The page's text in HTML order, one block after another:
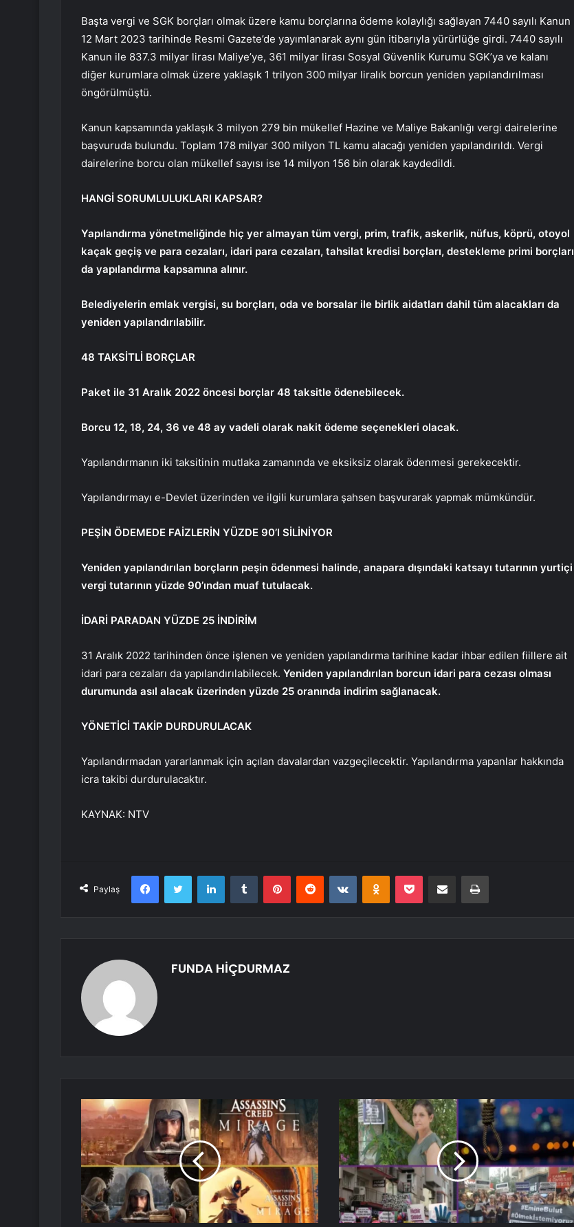
Başta vergi ve SGK borçları olmak üzere kamu borçlarına ödeme kolaylığı sağlayan 7440 sayılı Kanun
12 Mart 2023 tarihinde Resmi Gazete’de yayımlanarak aynı gün itibarıyla yürürlüğe girdi. 7440 sayılı
Kanun ile 837.3 milyar lirası Maliye’ye, 361 milyar lirası Sosyal Güvenlik Kurumu SGK’ya ve kalanı
diğer kurumlara olmak üzere yaklaşık 1 trilyon 300 milyar liralık borcun yeniden yapılandırılması
öngörülmüştü.
Kanun kapsamında yaklaşık 3 milyon 279 bin mükellef Hazine ve Maliye Bakanlığı vergi dairelerine
başvuruda bulundu. Toplam 178 milyar 300 milyon TL kamu alacağı yeniden yapılandırıldı. Vergi
dairelerine borcu olan mükellef sayısı ise 14 milyon 156 bin olarak kaydedildi.
HANGİ SORUMLULUKLARI KAPSAR?
Yapılandırma yönetmeliğinde hiç yer almayan tüm vergi, prim, trafik, askerlik, nüfus, köprü, otoyol
kaçak geçiş ve para cezaları, idari para cezaları, tahsilat kredisi borçları, destekleme primi borçları
da yapılandırma kapsamına alınır.
Belediyelerin emlak vergisi, su borçları, oda ve borsalar ile birlik aidatları dahil tüm alacakları da
yeniden yapılandırılabilir.
48 TAKSİTLİ BORÇLAR
Paket ile 31 Aralık 2022 öncesi borçlar 48 taksitle ödenebilecek.
Borcu 12, 18, 24, 36 ve 48 ay vadeli olarak nakit ödeme seçenekleri olacak.
Yapılandırmanın iki taksitinin mutlaka zamanında ve eksiksiz olarak ödenmesi gerekecektir.
Yapılandırmayı e-Devlet üzerinden ve ilgili kurumlara şahsen başvurarak yapmak mümkündür.
PEŞİN ÖDEMEDE FAİZLERİN YÜZDE 90’I SİLİNİYOR
Yeniden yapılandırılan borçların peşin ödenmesi halinde, anapara dışındaki katsayı tutarının yurtiçi
vergi tutarının yüzde 90’ından muaf tutulacak.
İDARİ PARADAN YÜZDE 25 İNDİRİM
31 Aralık 2022 tarihinden önce işlenen ve yeniden yapılandırma tarihine kadar ihbar edilen fiillere ait
idari para cezaları da yapılandırılabilecek. Yeniden yapılandırılan borcun idari para cezası olması
durumunda asıl alacak üzerinden yüzde 25 oranında indirim sağlanacak.
YÖNETİCİ TAKİP DURDURULACAK
Yapılandırmadan yararlanmak için açılan davalardan vazgeçilecektir. Yapılandırma yapanlar hakkında
icra takibi durdurulacaktır.
KAYNAK: NTV
Paylaş
FacebookTwitter LinkedInTumblr PinterestReddit VKontakteOdnoklassniki
Pocket E-Posta ile paylaş Yazdır
FUNDA HİÇDURMAZ